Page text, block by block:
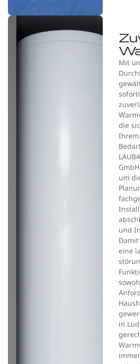
Mit
die
um
und
eine
in